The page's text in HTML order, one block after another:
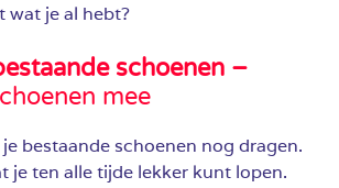
wat je al hebt?
schoenen –
mee
bestaande schoenen nog dragen.
je ten alle tijde lekker kunt lopen.